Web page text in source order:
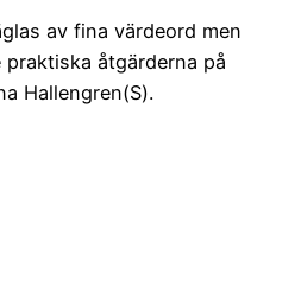
av fina värdeord men
åtgärderna på
Hallengren(S).